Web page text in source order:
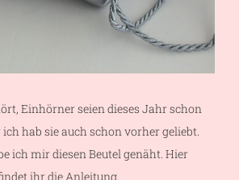
Einhörner seien dieses Jahr schon
hab sie auch schon vorher geliebt.
ich mir diesen Beutel genäht. Hier
ihr die Anleitung.